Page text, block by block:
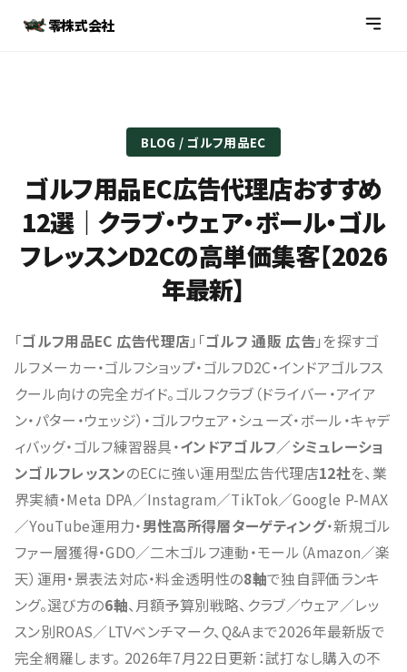
零株式会社
BLOG / ゴルフ用品EC
ゴルフ用品EC広告代理店おすすめ
12選｜クラブ・ウェア・ボール・ゴル
フレッスンD2Cの高単価集客【2026
年最新】
「ゴルフ用品EC 広告代理店 」「ゴルフ 通販 広告」を探すゴ
ルフメーカー・ゴルフショップ・ゴルフD2C・インドアゴルフス
クール向けの完全ガイド。ゴルフクラブ（ドライバー・アイア
ン・パター・ウェッジ）・ゴルフウェア・シューズ・ボール・キャデ
ィバッグ・ゴルフ練習器具・インドアゴルフ／シミュレーショ
ンゴルフレッスンのECに強い運用型広告代理店12社を、業
界実績・Meta DPA／Instagram／TikTok／Google P-MAX
／YouTube運用力・男性高所得層ターゲティング・新規ゴル
ファー層獲得・GDO／二木ゴルフ連動・モール（Amazon／楽
天）運用・景表法対応・料金透明性の8軸で独自評価ランキ
ング。選び方の6軸、月額予算別戦略、クラブ／ウェア／レッ
スン別ROAS／LTVベンチマーク、Q&Aまで2026年最新版で
完全網羅します。 2026年7月22日更新：試打なし購入の不